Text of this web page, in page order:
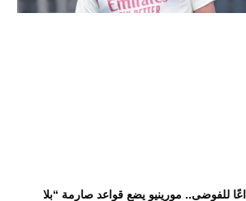
للفوضى.. مورينيو يضع قواعد صارمة “بلا